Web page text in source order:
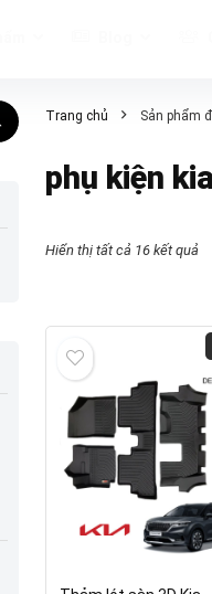
Trang chủ Sản phẩm
phụ kiện
Hiển thị tất cả 16 kết quả